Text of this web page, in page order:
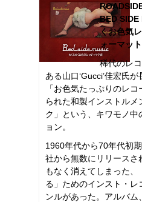
BED
くお色気
ォーマット
稀代のレ
ある山口‘Gucci’佳宏氏が
「お色気たっぷりのレ
られた和製インストルメ
ク」という、キワモノ中
ョン。
1960年代から70年代初
社から無数にリリースさ
もなく消えてしまった、
る」ためのインスト・レ
ンルがあった。アルバ